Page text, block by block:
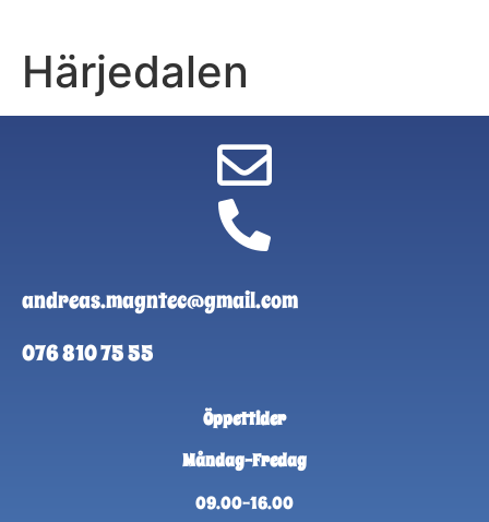
Härjedalen
andreas.magntec@gmail.com
076 810 75 55
Öppettider
Måndag-Fredag
09.00-16.00